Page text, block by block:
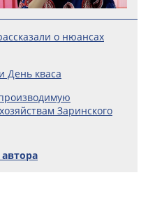
о нюансах
День кваса
Заринского